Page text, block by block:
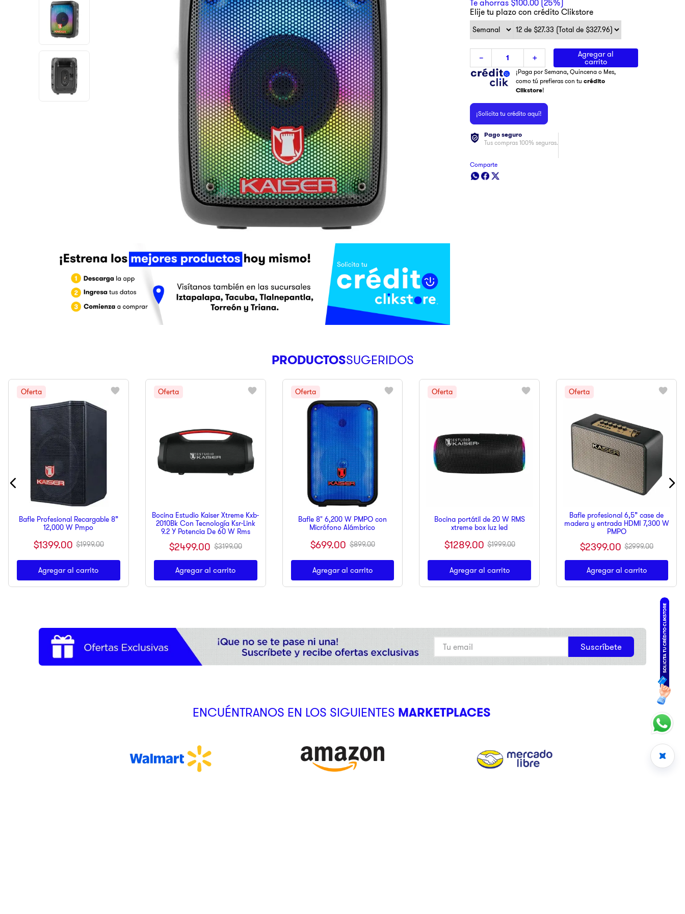
Te ahorras $100.00 (25%)
Elije tu plazo con crédito Clikstore
＋
－ Agregar al
carrito
¡Paga por Semana, Quincena o Mes,
como tú prefieras con tucrédito
Clikstore!
¡Solicita tu crédito aquí!
Pago seguro
Tus compras 100% seguras.
Comparte
PRODUCTOS
Bafle Profesional Recargable 8”
12,000 W Pmpo
$1399.00 $1999.00
Agregar al carrito
Bocina Estudio Kaiser Xtreme Kxb-
2010Bk Con Tecnología Ksr-Link
9.2 Y Potencia De 60 W Rms
$2499.00 $3199.00
Agregar al carrito
Bafle 8" 6,200 W PMPO con
Micrófono Alámbrico
$699.00 $899.00
Agregar al carrito
Bocina portátil de 20 W RMS
xtreme box luz led
$1289.00 $1999.00
Agregar al carrito
Bafle profesional 6,5” case de
madera y entrada HDMI 7,300 W
PMPO
$2399.00 $2999.00
Agregar al carrito
Suscríbete
ENCUÉNTRANOS EN LOS SIGUIENTES MARKETPLACES